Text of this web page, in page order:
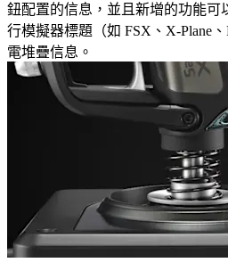
鈕配置的信息，並且新增的功能可
行模擬器標題（如 FSX、X-Plane
電堆疊信息。